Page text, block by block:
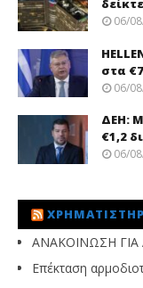
06/
στα
06/
ΔΕΗ:
€1,2
06/
ΑΝΑΚΟΙΝΩΣΗ
Επέκταση